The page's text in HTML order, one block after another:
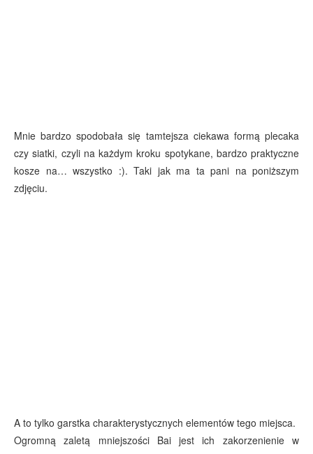
Mnie bardzo spodobała się tamtejsza ciekawa formą plecaka
czy siatki, czyli na każdym kroku spotykane, bardzo praktyczne
kosze na… wszystko :). Taki jak ma ta pani na poniższym
zdjęciu.
A to tylko garstka charakterystycznych elementów tego miejsca.
Ogromną zaletą mniejszości Bai jest ich zakorzenienie w